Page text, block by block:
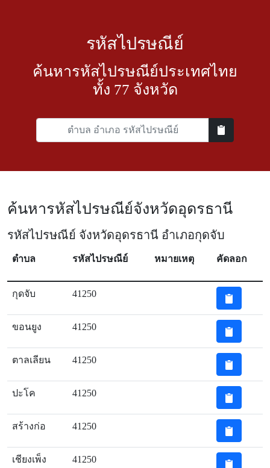
รหัสไปรษณีย์
ค้นหารหัสไปรษณีย์ประเทศไทย
ทั้ง 77 จังหวัด
ค้นหารหัสไปรษณีย์จังหวัดอุดรธานี
รหัสไปรษณีย์ จังหวัดอุดรธานี อำเภอกุดจับ
ตำบล รหัสไปรษณีย์ หมายเหตุ คัดลอก
กุดจับ 41250
ขอนยูง 41250
ตาลเลียน 41250
ปะโค 41250
สร้างก่อ 41250
เชียงเพ็ง 41250